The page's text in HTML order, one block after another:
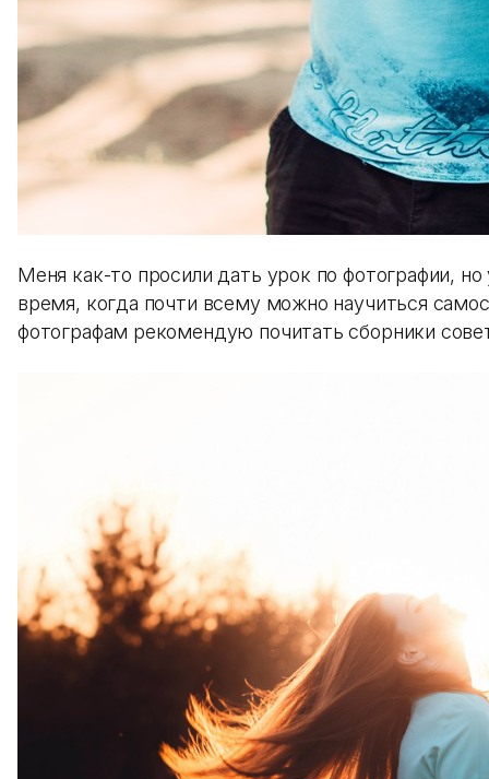
Меня как-то просили дать урок по фотографии,
время, когда почти всему можно научиться
фотографам рекомендую почитать сборники